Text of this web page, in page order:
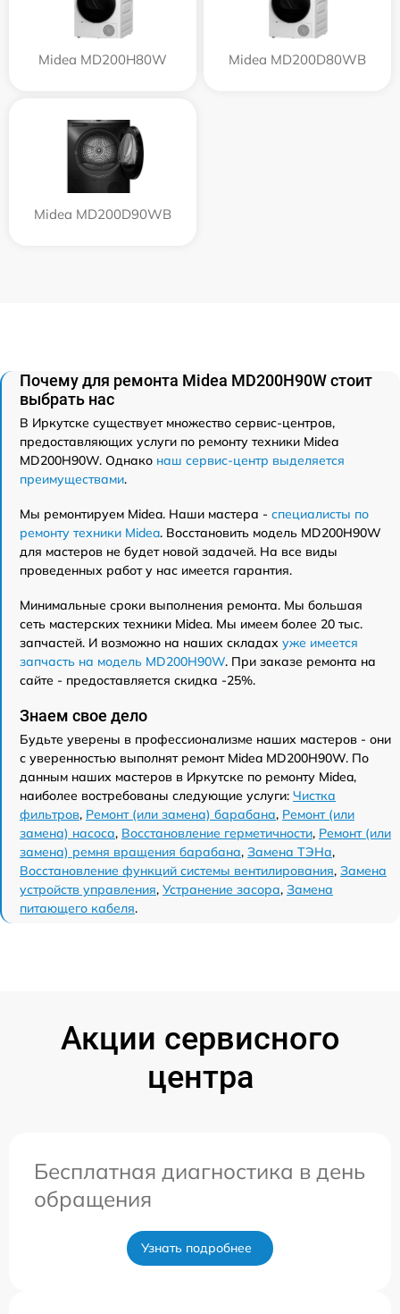
Midea MD200H80W Midea MD200D80WB
Midea MD200D90WB
Почему для ремонта Midea MD200H90W стоит
выбрать нас
В Иркутске существует множество сервис-центров,
предоставляющих услуги по ремонту техники Midea
MD200H90W. Однако наш сервис-центр выделяется
преимуществами.
Мы ремонтируем Midea. Наши мастера - специалисты по
ремонту техники Midea. Восстановить модель MD200H90W
для мастеров не будет новой задачей. На все виды
проведенных работ у нас имеется гарантия.
Минимальные сроки выполнения ремонта. Мы большая
сеть мастерских техники Midea. Мы имеем более 20 тыс.
запчастей. И возможно на наших складах уже имеется
запчасть на модель MD200H90W. При заказе ремонта на
сайте - предоставляется скидка -25%.
Знаем свое дело
Будьте уверены в профессионализме наших мастеров - они
с уверенностью выполнят ремонт Midea MD200H90W. По
данным наших мастеров в Иркутске по ремонту Midea,
наиболее востребованы следующие услуги: Чистка
фильтров, Ремонт (или замена) барабана, Ремонт (или
замена) насоса, Восстановление герметичности, Ремонт (или
замена) ремня вращения барабана, Замена ТЭНа,
Восстановление функций системы вентилирования, Замена
устройств управления, Устранение засора, Замена
питающего кабеля.
Акции сервисного
центра
Бесплатная диагностика в день
обращения
Узнать подробнее